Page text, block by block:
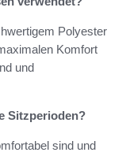
Polyester
Komfort
und
Sitzperioden?
sind und